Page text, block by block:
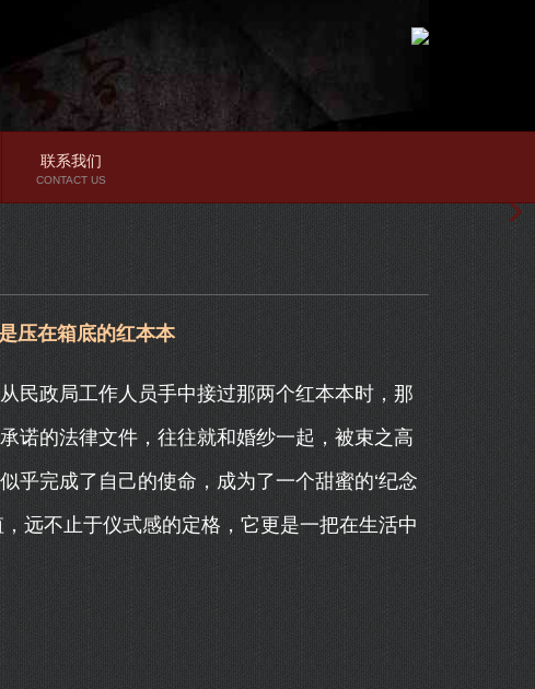
联系我们
CONTACT US
压在箱底的红本本
民政局工作人员手中接过那两个红本本时，那
诺的法律文件，往往就和婚纱一起，被束之高
乎完成了自己的使命，成为了一个甜蜜的‘纪念
远不止于仪式感的定格，它更是一把在生活中